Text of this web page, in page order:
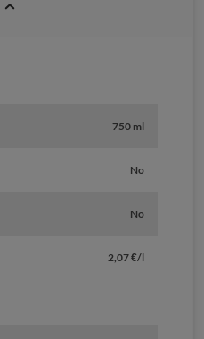
750 ml
No
No
2,07 €/l